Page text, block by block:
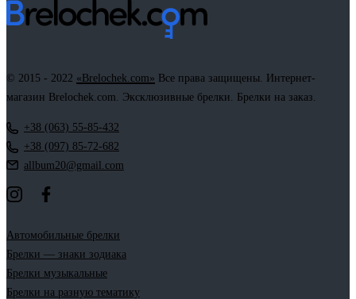
© 2015 - 2022 «Brelochek.com» Все права защищены. Интернет-
магазин Brelochek.com. Эксклюзивные брелки. Брелки на заказ.
+38 (063) 55-85-432
+38 (097) 85-72-682
allbum20@gmail.com
Автомобильные брелки
Брелки — знаки зодиака
Брелки музыкальные
Брелки на разную тематику